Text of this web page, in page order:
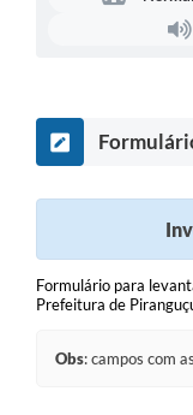
Formulário para
Prefeitura de
Obs: campos com